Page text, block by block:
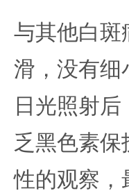
与其他白斑
滑，没有细
日光照射
乏黑色素
性的观察，